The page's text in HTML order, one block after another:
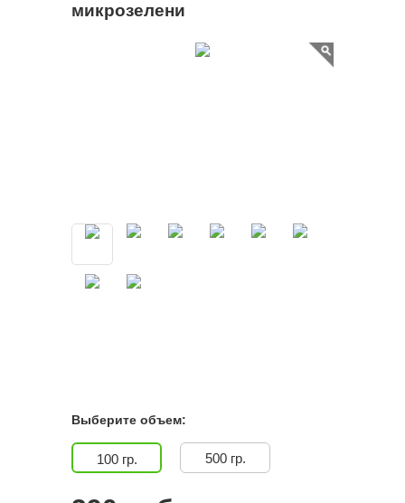
микрозелени
Выберите объем:
100 гр. 500 гр.